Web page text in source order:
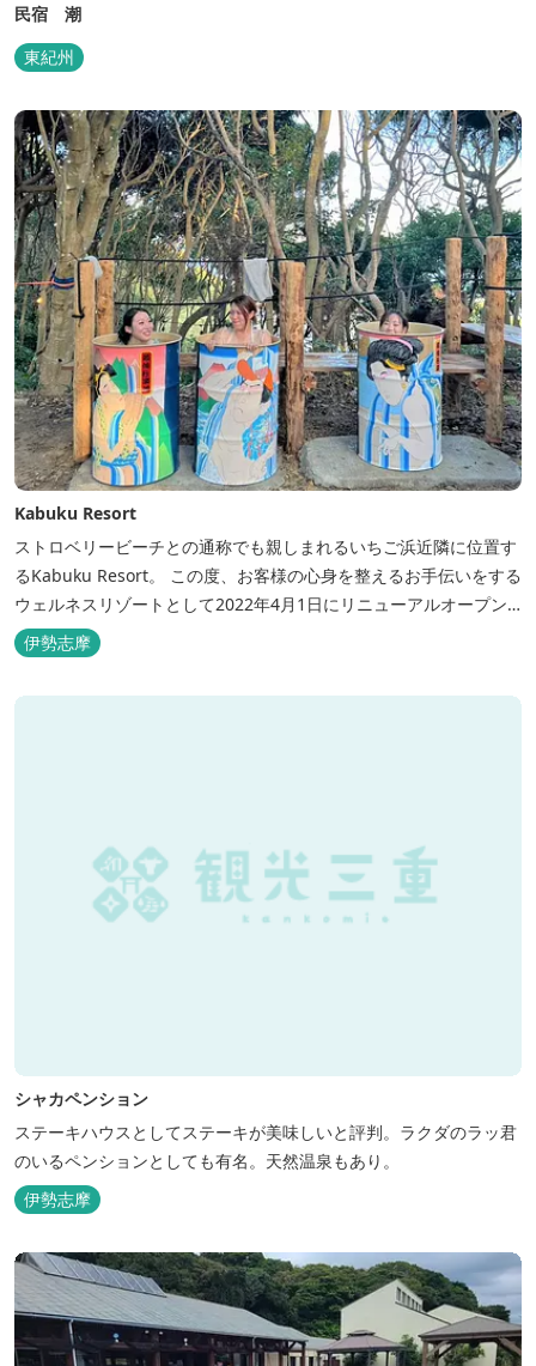
民宿 潮
東紀州
Kabuku Resort
ストロベリービーチとの通称でも親しまれるいちご浜近隣に位置す
るKabuku Resort。 この度、お客様の心身を整えるお手伝いをする
ウェルネスリゾートとして2022年4月1日にリニューアルオープン
いたしました。 フィンランド式ロウリュテントサウナがご宿泊区画
に1張ずつ付属されたプランが登場。 「ととのう」条件が揃い、さ
らに皆様に楽しんでもらえる空間となりました。 満点の星空の下で
伊勢志摩
シャカペンション
ステーキハウスとしてステーキが美味しいと評判。ラクダのラッ君
のいるペンションとしても有名。天然温泉もあり。
伊勢志摩